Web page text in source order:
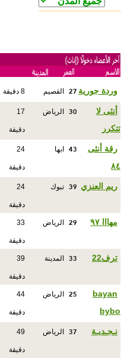
وردة جورية 27 القصيم 8 دقيقة
أنثى لا
تتكرر
30 الرياض 17
دقيقة
رقة أنثى
٨٤
43 ابها 24
دقيقة
ريم العنزي 39 تبوك 24
دقيقة
مهااا ٩٧ 29 الرياض 33
دقيقة
ترف22 33 المدينة 39
دقيقة
bayan
bybo
25 الرياض 44
دقيقة
نـجـديـة 37 الرياض 49
دقيقة